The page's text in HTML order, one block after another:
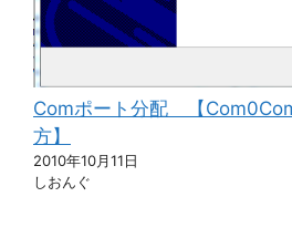
Comポート分配 【
方】
2010年10月11日
しおんぐ